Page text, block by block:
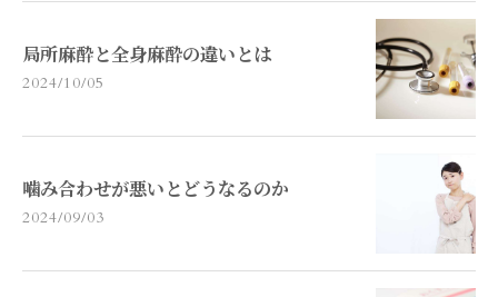
局所麻酔と全身麻酔の違いとは
2024/10/05
噛み合わせが悪いとどうなるのか
2024/09/03